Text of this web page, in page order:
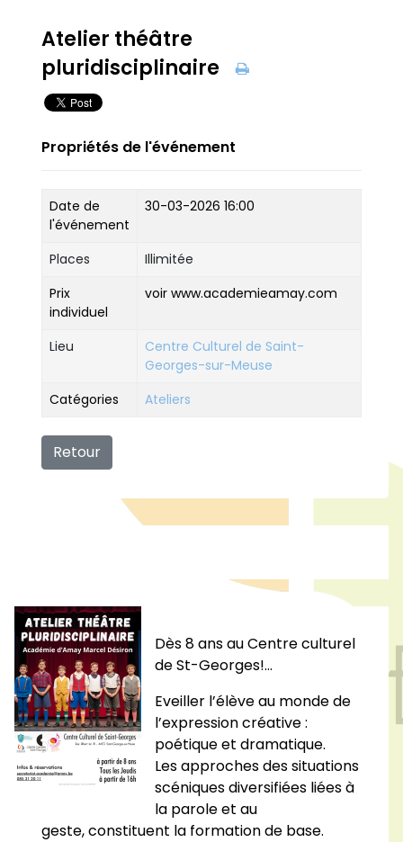
Dès 8 ans au Centre culturel
de St-Georges!…
Eveiller l’élève au monde de
l’expression créative :
poétique et dramatique.
Les approches des situations
scéniques diversifiées liées à
la parole et au
geste, constituent la formation de base.
Atelier théâtre
pluridisciplinaire
Propriétés de l'événement
Date de
l'événement
30-03-2026 16:00
Places
Illimitée
Prix
individuel
voir www.academieamay.com
Lieu
Centre Culturel de Saint-
Georges-sur-Meuse
Catégories
Ateliers
Retour